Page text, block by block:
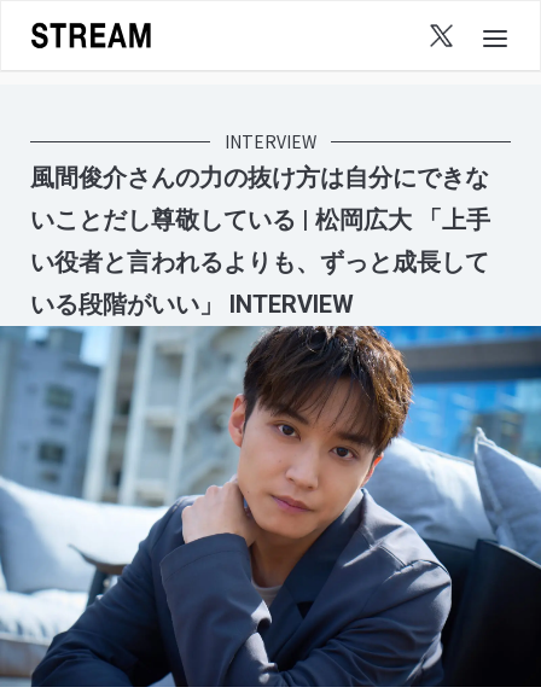
content
INTERVIEW
風間俊介さんの力の抜け方は自分にできな
いことだし尊敬している | 松岡広大 「上手
い役者と言われるよりも、ずっと成長して
いる段階がいい」 INTERVIEW